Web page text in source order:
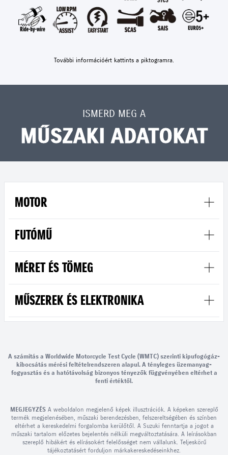
További információért kattints a piktogramra.
ISMERD MEG A
MŰSZAKI ADATOKAT
MOTOR
FUTÓMŰ
MÉRET ÉS TÖMEG
MŰSZEREK ÉS ELEKTRONIKA
A számítás a Worldwide Motorcycle Test Cycle (WMTC) szerinti kipufogógáz-
kibocsátás mérési feltételrendszeren alapul. A tényleges üzemanyag-
fogyasztás és a hatótávolság bizonyos tényezők függvényében eltérhet a
fenti értéktől.
MEGJEGYZÉSA weboldalon megjelenő képek illusztrációk. A képeken szereplő
termék megjelenésében, műszaki berendezésben, felszereltségében és színben
eltérhet a kereskedelmi forgalomba kerülőtől. A Suzuki fenntartja a jogot a
műszaki tartalom előzetes bejelentés nélküli megváltoztatására. A leírásokban
szereplő hibákért és elírásokért felelősséget nem vállalunk. Teljeskörű
tájékoztatásért forduljon márkakereskedéseinkhez.